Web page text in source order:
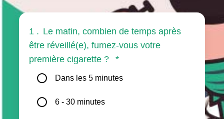
1 . Le matin, combien de temps après
être réveillé(e), fumez-vous votre
première cigarette ?
*
Dans les 5 minutes
6 - 30 minutes